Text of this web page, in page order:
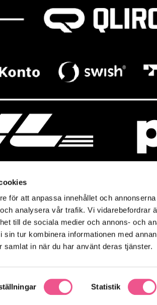
för att anpassa innehållet och
analysera vår trafik. Vi vidarebefordrar
till de sociala medier och annons- och
tur kombinera informationen med
samlat in när du har använt deras tjänster.
Statistik
Mitt
Baresso Family
Mitt konto
Ändra